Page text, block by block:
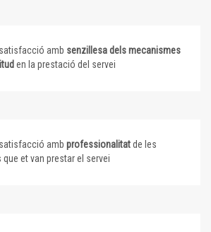
amb senzillesa dels mecanismes
en la prestació del servei
amb professionalitatde les
et van prestar el servei